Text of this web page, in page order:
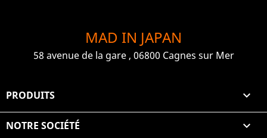
MAD IN JAPAN
58 avenue de la gare , 06800 Cagnes sur Mer
PRODUITS 
NOTRE SOCIÉTÉ 